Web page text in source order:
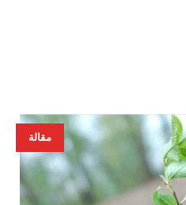
مقالة